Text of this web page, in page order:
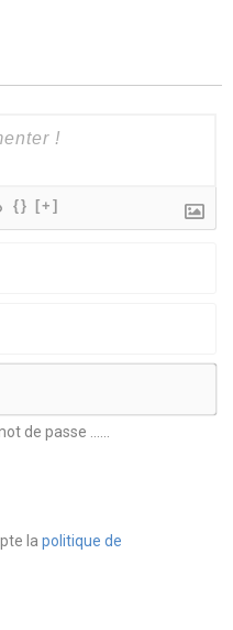
{} [+]
de passe ......
la politique de